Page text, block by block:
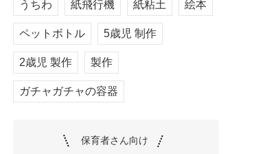
うちわ 紙飛行機 紙粘土 絵本
ペットボトル 5歳児 制作
2歳児 製作 製作
ガチャガチャの容器
保育者さん向け